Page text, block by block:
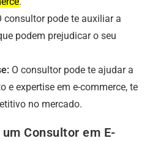
consultor pode te auxiliar a
podem prejudicar o seu
O consultor pode te ajudar a
e expertise em e-commerce, te
no mercado.
Consultor em E-